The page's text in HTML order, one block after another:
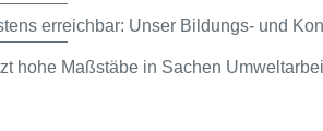
erreichbar: Unser Bildungs- und
hohe Maßstäbe in Sachen